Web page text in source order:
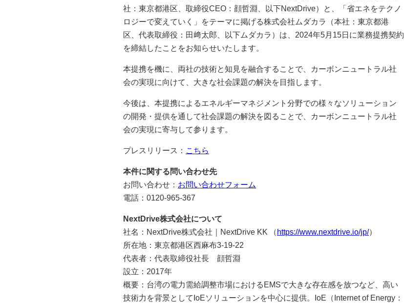
社：東京都港区、取締役CEO：顔哲淵、以下NextDrive）と、「省エネをテクノ
ロジーで変えていく」をテーマに掲げる株式会社ムダカラ（本社：東京都港
区、代表取締役：田﨑太郎、以下ムダカラ）は、2024年5月15日に業務提携契約
を締結したことをお知らせいたします。
本提携を機に、両社の技術と知見を融合することで、カーボンニュートラル社
会の実現に向けて、大きな社会課題の解決を目指します。
今後は、本提携によるエネルギーマネジメント分野での様々なソリューション
の開発・提供を通して社会課題の解決を図ることで、カーボンニュートラル社
会の実現に寄与して参ります。
プレスリリース： こちら
本件に関する問い合わせ先
お問い合わせ： お問い合わせフォーム
電話：0120-965-367
NextDrive株式会社について
社名：NextDrive株式会社｜NextDrive KK （ https://www.nextdrive.io/jp/）
所在地：東京都港区西麻布3-19-22
代表者：代表取締役社長 顔哲淵
設立：2017年
概要：台湾の電力需給調整市場におけるEMSで大きな存在感を放つなど、高い
技術力を背景としてIoEソリューションを中心に提供。IoE（Internet of Energy：